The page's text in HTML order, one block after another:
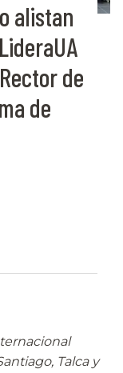
alistan
de
de
Talca y